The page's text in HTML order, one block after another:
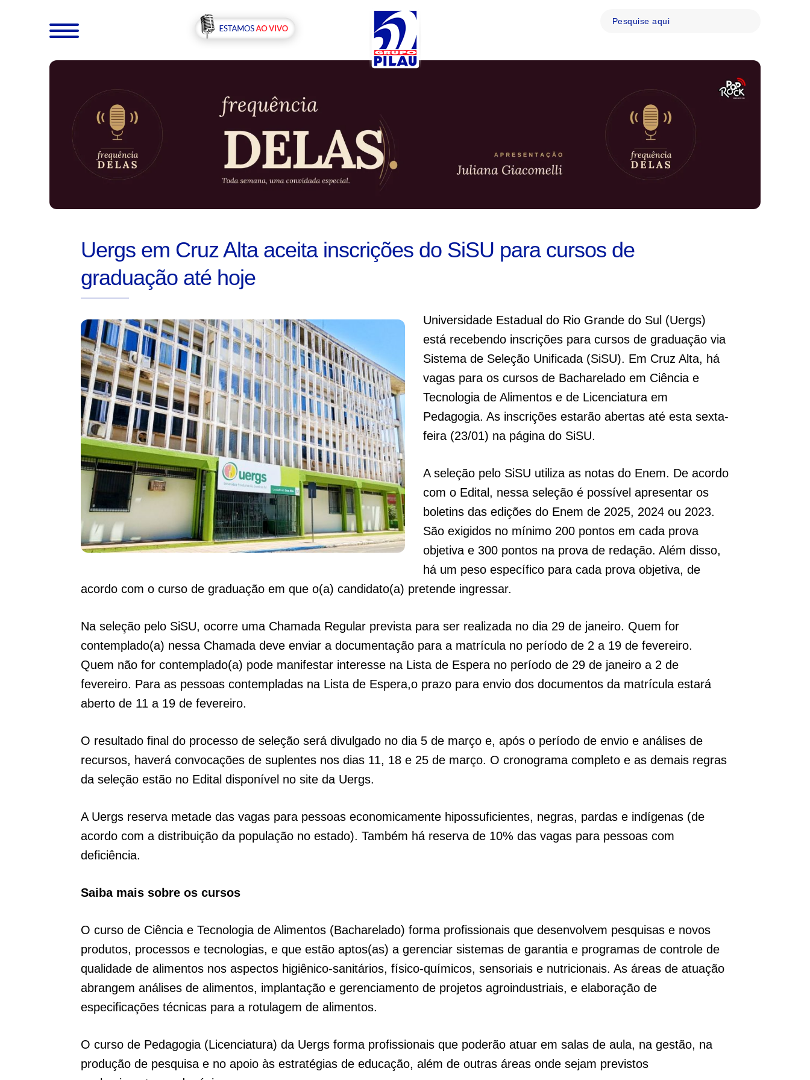
Uergs em Cruz Alta aceita inscrições do SiSU para cursos de
graduação até hoje
Universidade Estadual do Rio Grande do Sul (Uergs)
está recebendo inscrições para cursos de graduação via
Sistema de Seleção Unificada (SiSU). Em Cruz Alta, há
vagas para os cursos de Bacharelado em Ciência e
Tecnologia de Alimentos e de Licenciatura em
Pedagogia. As inscrições estarão abertas até esta sexta-
feira (23/01) na página do SiSU.
A seleção pelo SiSU utiliza as notas do Enem. De acordo
com o Edital, nessa seleção é possível apresentar os
boletins das edições do Enem de 2025, 2024 ou 2023.
São exigidos no mínimo 200 pontos em cada prova
objetiva e 300 pontos na prova de redação. Além disso,
há um peso específico para cada prova objetiva, de
acordo com o curso de graduação em que o(a) candidato(a) pretende ingressar.
Na seleção pelo SiSU, ocorre uma Chamada Regular prevista para ser realizada no dia 29 de janeiro. Quem for
contemplado(a) nessa Chamada deve enviar a documentação para a matrícula no período de 2 a 19 de fevereiro.
Quem não for contemplado(a) pode manifestar interesse na Lista de Espera no período de 29 de janeiro a 2 de
fevereiro. Para as pessoas contempladas na Lista de Espera,o prazo para envio dos documentos da matrícula estará
aberto de 11 a 19 de fevereiro.
O resultado final do processo de seleção será divulgado no dia 5 de março e, após o período de envio e análises de
recursos, haverá convocações de suplentes nos dias 11, 18 e 25 de março. O cronograma completo e as demais regras
da seleção estão no Edital disponível no site da Uergs.
A Uergs reserva metade das vagas para pessoas economicamente hipossuficientes, negras, pardas e indígenas (de
acordo com a distribuição da população no estado). Também há reserva de 10% das vagas para pessoas com
deficiência.
Saiba mais sobre os cursos
O curso de Ciência e Tecnologia de Alimentos (Bacharelado) forma profissionais que desenvolvem pesquisas e novos
produtos, processos e tecnologias, e que estão aptos(as) a gerenciar sistemas de garantia e programas de controle de
qualidade de alimentos nos aspectos higiênico-sanitários, físico-químicos, sensoriais e nutricionais. As áreas de atuação
abrangem análises de alimentos, implantação e gerenciamento de projetos agroindustriais, e elaboração de
especificações técnicas para a rotulagem de alimentos.
O curso de Pedagogia (Licenciatura) da Uergs forma profissionais que poderão atuar em salas de aula, na gestão, na
produção de pesquisa e no apoio às estratégias de educação, além de outras áreas onde sejam previstos